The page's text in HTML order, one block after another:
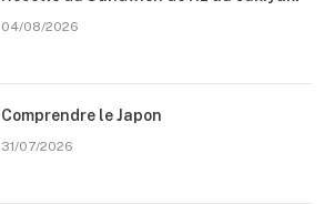
04/08/2026
Comprendre le Japon
31/07/2026